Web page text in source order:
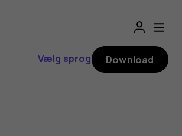
Vælg sprog Download